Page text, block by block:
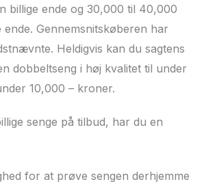
billige ende og 30,000 til 40,000
Gennemsnitskøberen har
Heldigvis kan du sagtens
dobbeltseng i høj kvalitet til under
10,000 – kroner.
senge på tilbud, har du en
for at prøve sengen derhjemme